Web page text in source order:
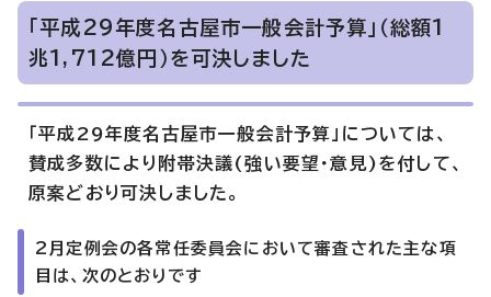
「平成29年度名古屋市一般会計予算」（総額1
兆1,712億円）を可決しました
「平成29年度名古屋市一般会計予算」については、
賛成多数により附帯決議(強い要望・意見)を付して、
原案どおり可決しました。
2月定例会の各常任委員会において審査された主な項
目は、次のとおりです